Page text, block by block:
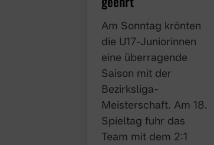
Am Sonntag krönten
die U17-Juniorinnen
eine überragende
Saison mit der
Bezirksliga-
Meisterschaft. Am 18.
Spieltag fuhr das
Team mit dem 2:1